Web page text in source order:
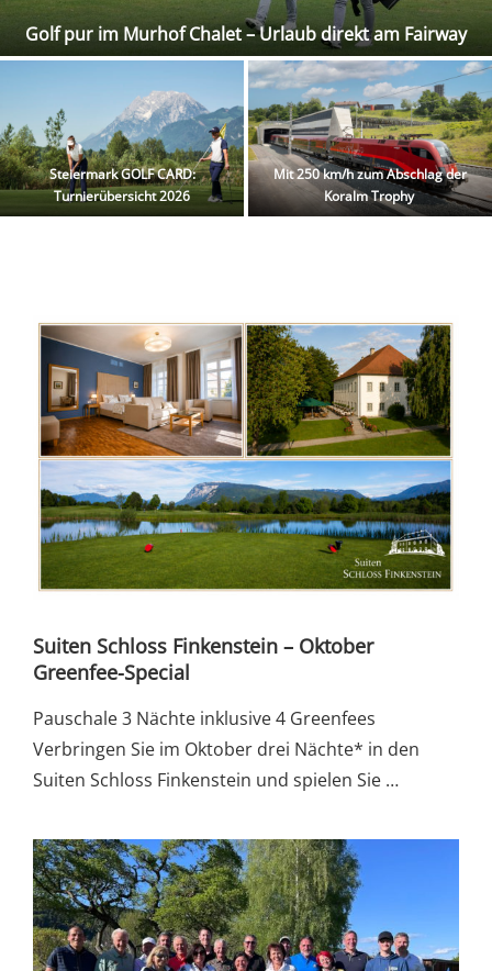
Golf pur im Murhof Chalet – Urlaub direkt am Fairway
Steiermark GOLF CARD:
Turnierübersicht 2026
Mit 250 km/h zum Abschlag der
Koralm Trophy
Suiten Schloss Finkenstein – Oktober
Greenfee-Special
Pauschale 3 Nächte inklusive 4 Greenfees
Verbringen Sie im Oktober drei Nächte* in den
Suiten Schloss Finkenstein und spielen Sie …